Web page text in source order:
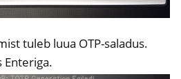
tuleb luua OTP-saladus.
Enteriga.